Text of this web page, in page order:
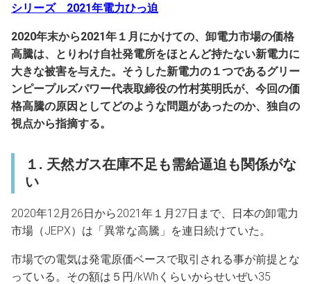
シリーズ 2021年電力ひっ迫
2020年末から2021年１月にかけての、卸電力市場の価格
高騰は、とりわけ自社発電所をほとんど持たない新電力に
大きな被害を与えた。そうした新電力の１つであるグリー
ンピープルズパワー代表取締役の竹村英明氏が、今回の価
格高騰の原因としてどのような問題があったのか、独自の
視点から指摘する。
１. 天然ガス在庫不足も需給逼迫も関係がな
い
2020年12月26日から2021年１月27日まで、日本の卸電力
市場（JEPX）は「異常な高騰」を連日続けていた。
市場での電気は発電原価ベースで取引される事が前提とな
っている。その額は５円/kWhくらいからせいぜい35